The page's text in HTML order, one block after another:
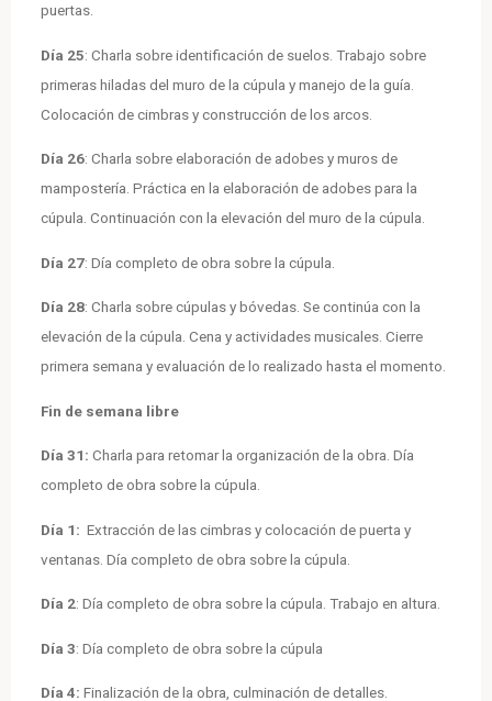
puertas.
Día 25: Charla sobre identificación de suelos. Trabajo sobre
primeras hiladas del muro de la cúpula y manejo de la guía.
Colocación de cimbras y construcción de los arcos.
Día 26: Charla sobre elaboración de adobes y muros de
mampostería. Práctica en la elaboración de adobes para la
cúpula. Continuación con la elevación del muro de la cúpula.
Día 27: Día completo de obra sobre la cúpula.
Día 28: Charla sobre cúpulas y bóvedas. Se continúa con la
elevación de la cúpula. Cena y actividades musicales. Cierre
primera semana y evaluación de lo realizado hasta el momento.
Fin de semana libre
Día 31: Charla para retomar la organización de la obra. Día
completo de obra sobre la cúpula.
Día 1: Extracción de las cimbras y colocación de puerta y
ventanas. Día completo de obra sobre la cúpula.
Día 2: Día completo de obra sobre la cúpula. Trabajo en altura.
Día 3: Día completo de obra sobre la cúpula
Día 4: Finalización de la obra, culminación de detalles.